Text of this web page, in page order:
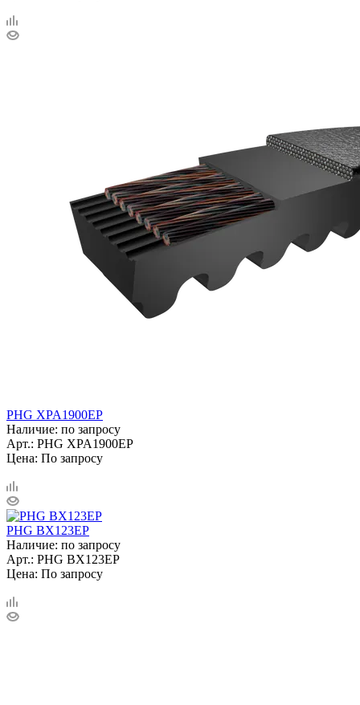
PHG XPA1900EP
Наличие: по запросу
Арт.: PHG XPA1900EP
Цена: По запросу
PHG BX123EP
Наличие: по запросу
Арт.: PHG BX123EP
Цена: По запросу